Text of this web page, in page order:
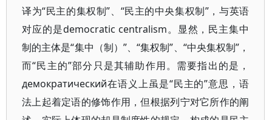
译为“民主的集权制”、“民主的中央集权制”，与英语
对应的是democratic centralism。显然，民主集中
制的主体是“集中（制）”、“集权制”、“中央集权制”，
而“民主的”部分只是其辅助作用。需要指出的是，
дeмократический在语义上虽是“民主的”意思，语
法上起着定语的修饰作用，但根据列宁对它所作的阐